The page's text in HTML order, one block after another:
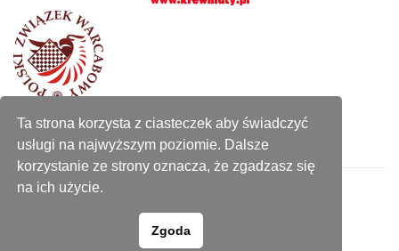
Autorzy
Ta strona korzysta z ciasteczek aby świadczyć
usługi na najwyższym poziomie. Dalsze
korzystanie ze strony oznacza, że zgadzasz się
na ich użycie.
Zgoda